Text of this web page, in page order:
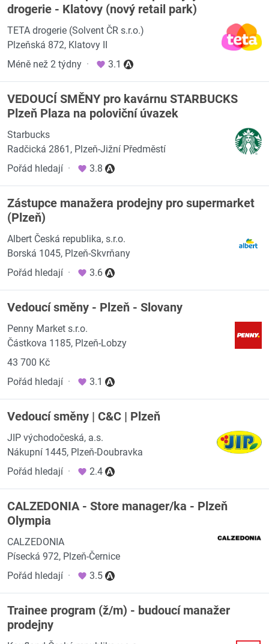
drogerie - Klatovy (nový retail park)
TETA drogerie (Solvent ČR s.r.o.)
Plzeňská 872, Klatovy II
Méně než 2 týdny · 3.1
VEDOUCÍ SMĚNY pro kavárnu STARBUCKS
Plzeň Plaza na poloviční úvazek
Starbucks
Radčická 2861, Plzeň-Jižní Předměstí
Pořád hledají · 3.8
Zástupce manažera prodejny pro supermarket
(Plzeň)
Albert Česká republika, s.r.o.
Borská 1045, Plzeň-Skvrňany
Pořád hledají · 3.6
Vedoucí směny - Plzeň - Slovany
Penny Market s.r.o.
Částkova 1185, Plzeň-Lobzy
43 700 Kč
Pořád hledají · 3.1
Vedoucí směny | C&C | Plzeň
JIP východočeská, a.s.
Nákupní 1445, Plzeň-Doubravka
Pořád hledají · 2.4
CALZEDONIA - Store manager/ka - Plzeň
Olympia
CALZEDONIA
Písecká 972, Plzeň-Černice
Pořád hledají · 3.5
Trainee program (ž/m) - budoucí manažer
prodejny